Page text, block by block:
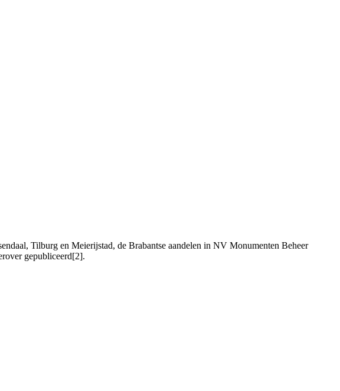
Tilburg en Meierijstad, de Brabantse aandelen in NV Monumenten Beheer
gepubliceerd[2].